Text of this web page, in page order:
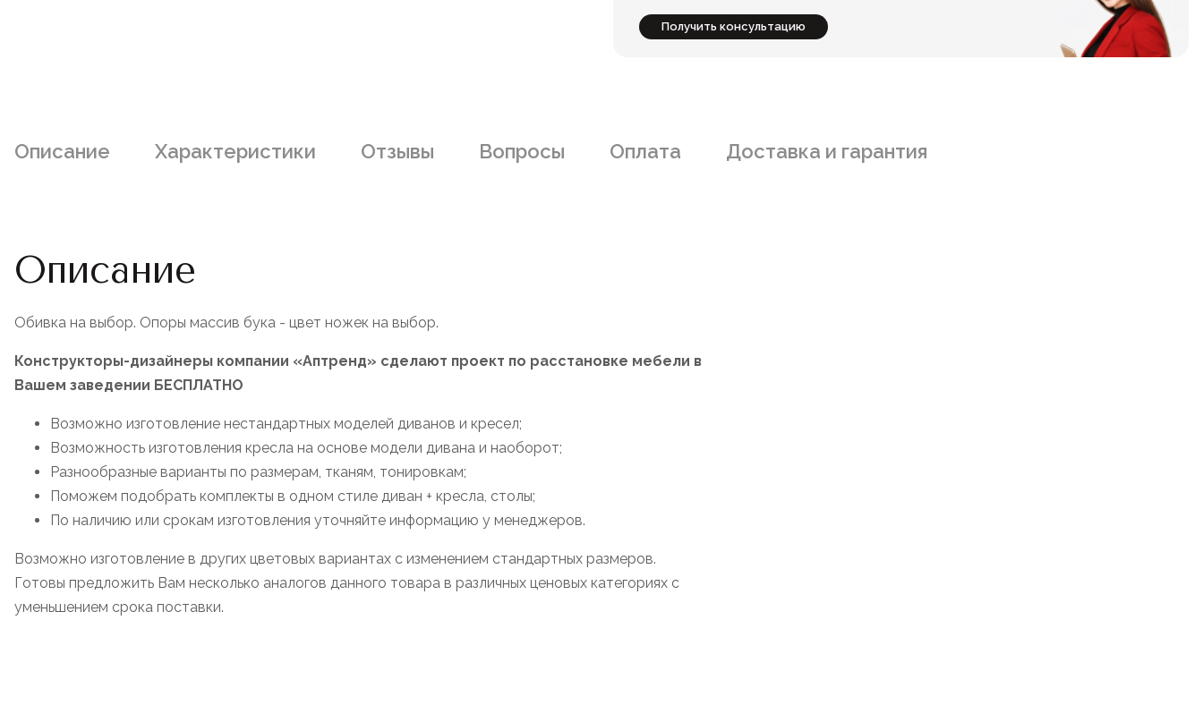
Получить консультацию
Описание Характеристики Отзывы Вопросы Оплата Доставка и гарантия
Описание
Обивка на выбор. Опоры массив бука - цвет ножек на выбор.
Конструкторы-дизайнеры компании «Аптренд» сделают проект по расстановке мебели в
Вашем заведении БЕСПЛАТНО
Возможно изготовление нестандартных моделей диванов и кресел;
Возможность изготовления кресла на основе модели дивана и наоборот;
Разнообразные варианты по размерам, тканям, тонировкам;
Поможем подобрать комплекты в одном стиле диван + кресла, столы;
По наличию или срокам изготовления уточняйте информацию у менеджеров.
Возможно изготовление в других цветовых вариантах с изменением стандартных размеров.
Готовы предложить Вам несколько аналогов данного товара в различных ценовых категориях с
уменьшением срока поставки.